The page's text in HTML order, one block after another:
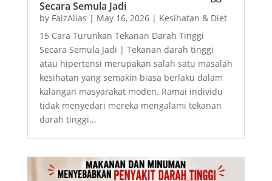
Secara Semula Jadi
by FaizAlias | May 16, 2026| Kesihatan & Diet
15 Cara Turunkan Tekanan Darah Tinggi
Secara Semula Jadi | Tekanan darah tinggi
atau hipertensi merupakan salah satu masalah
kesihatan yang semakin biasa berlaku dalam
kalangan masyarakat moden. Ramai individu
tidak menyedari mereka mengalami tekanan
darah tinggi...